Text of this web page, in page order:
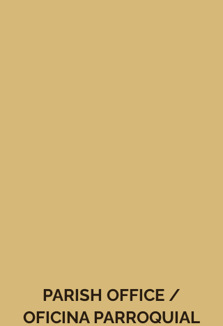
PARISH OFFICE /
OFICINA PARROQUIAL